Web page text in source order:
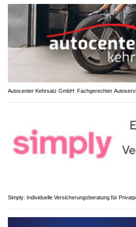
Autocenter Kehrsatz GmbH: Fachgerechter
Simply: Individuelle Versicherungsberatung für